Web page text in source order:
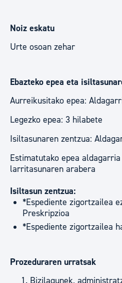
Noiz eskatu
Urte osoan zehar
Ebazteko epea eta
Aurreikusitako epea:
Legezko epea: 3 hilabete
Isiltasunaren zentzua:
Estimatutako epea
larritasunaren arabera
Isiltasun zentzua:
*Espediente zigortzailea
Preskripzioa
*Espediente zigortzailea
Prozeduraren urratsak